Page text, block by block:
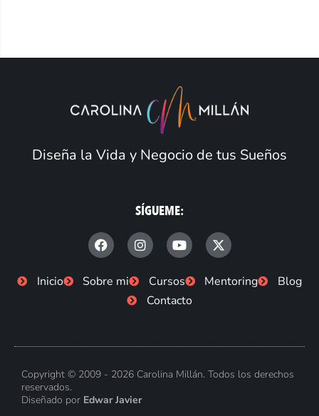
Diseña la Vida y Negocio de tus Sueños
SÍGUEME:
F
a
c
e
b
I
n
s
Y
o
u
t
u
b
X
-
t
w
i
Inicio Sobre mi Cursos Mentoring
Blog
Contacto
Copyright © 2009 - 2026 Carolina Millán. Todos los derechos
reservados.
Diseñado por Edwar Javier